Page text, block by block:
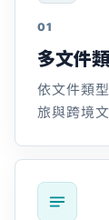
01
多文件
依文件類
旅與跨境